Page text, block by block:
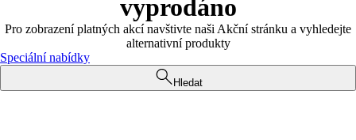
vyprodáno
Pro zobrazení platných akcí navštivte naši Akční stránku a vyhledejte
alternativní produkty
Speciální nabídky
Hledat